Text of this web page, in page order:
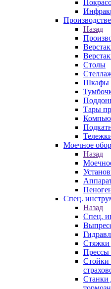
Назад
Столы
Шкафы
Тары
Моечное
Назад
Спец.
Назад
Спец.
Стяжки
Прессы
Стойки
Станки